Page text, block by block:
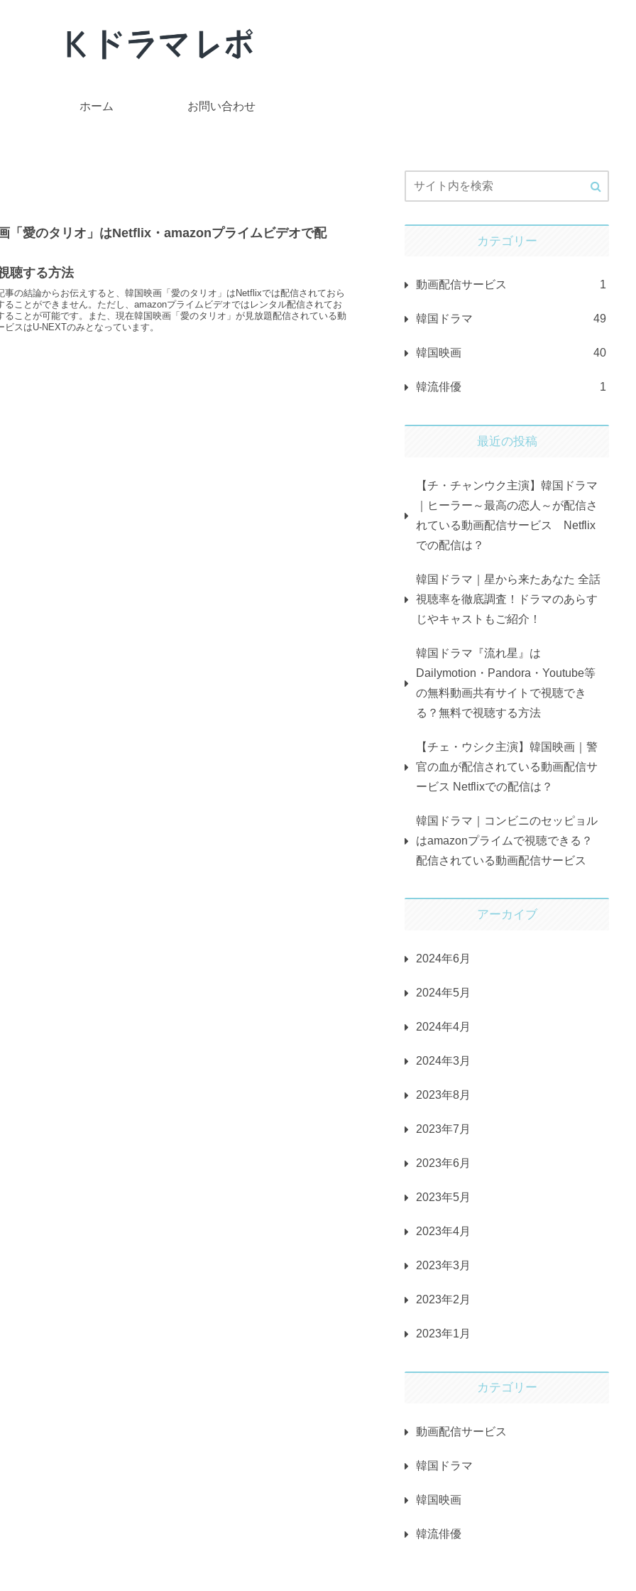
ホーム お問い合わせ
「愛のタリオ」はNetflix・amazonプライムビデオで配
聴する方法
事の結論からお伝えすると、韓国映画「愛のタリオ」はNetflixでは配信されておら
ることができません。ただし、amazonプライムビデオではレンタル配信されてお
ることが可能です。また、現在韓国映画「愛のタリオ」が見放題配信されている動
ビスはU-NEXTのみとなっています。
カテゴリー
動画配信サービス 1
韓国ドラマ 49
韓国映画 40
韓流俳優 1
最近の投稿
【チ・チャンウク主演】韓国ドラマ
｜ヒーラー～最高の恋人～が配信さ
れている動画配信サービス Netflix
での配信は？
韓国ドラマ｜星から来たあなた 全話
視聴率を徹底調査！ドラマのあらす
じやキャストもご紹介！
韓国ドラマ『流れ星』は
Dailymotion・Pandora・Youtube等
の無料動画共有サイトで視聴でき
る？無料で視聴する方法
【チェ・ウシク主演】韓国映画｜警
官の血が配信されている動画配信サ
ービス Netflixでの配信は？
韓国ドラマ｜コンビニのセッピョル
はamazonプライムで視聴できる？
配信されている動画配信サービス
アーカイブ
2024年6月
2024年5月
2024年4月
2024年3月
2023年8月
2023年7月
2023年6月
2023年5月
2023年4月
2023年3月
2023年2月
2023年1月
カテゴリー
動画配信サービス
韓国ドラマ
韓国映画
韓流俳優